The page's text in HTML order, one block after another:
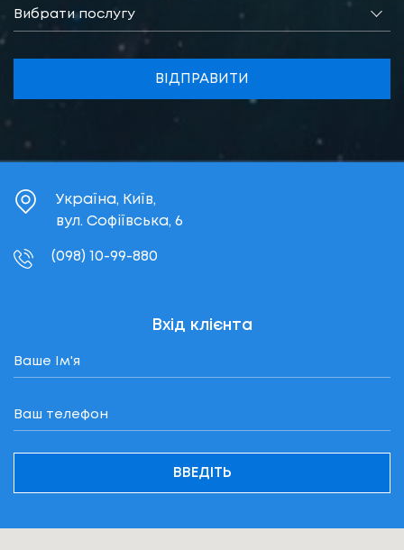
Вибрати послугу
ВІДПРАВИТИ
Україна, Київ,
вул. Софіївська, 6
(098) 10-99-880
Вхід клієнта
ВВЕДІТЬ